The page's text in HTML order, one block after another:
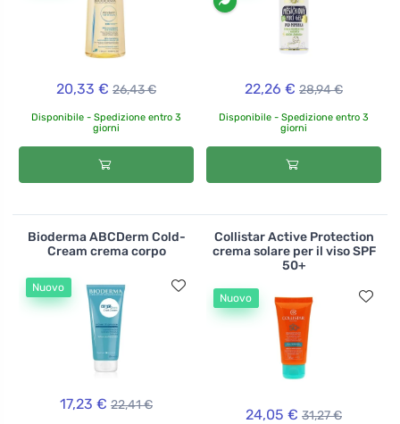
20,33 € 26,43 €
Disponibile - Spedizione entro 3
giorni
22,26 € 28,94 €
Disponibile - Spedizione entro 3
giorni
Bioderma ABCDerm Cold-
Cream crema corpo
Nuovo
17,23 € 22,41 €
Collistar Active Protection
crema solare per il viso SPF
50+
Nuovo
24,05 € 31,27 €